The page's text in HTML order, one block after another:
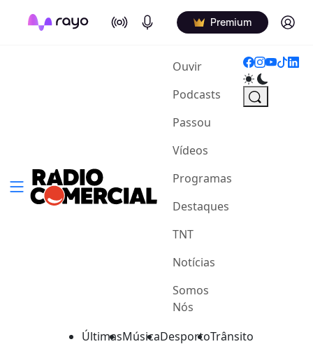
On Air Podcasts Premium Log in
Ouvir(current)
Podcasts
Passou
Vídeos
Programas
Destaques
TNT
Notícias
Somos
Nós
ÚltimasMúsicaDesportoTrânsito